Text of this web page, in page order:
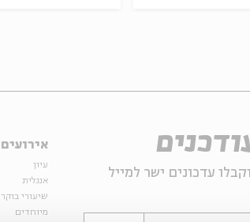
עדכונים ישר למייל
אירועים
עיון
אנגלית
שיעורי בוקר
מיוחדים